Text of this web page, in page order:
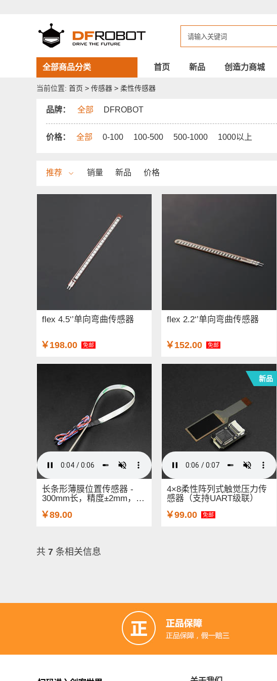
全部商品分类 首页 新品 创造力商城
当前位置: 首页 > 传感器 > 柔性传感器
品牌： 全部 DFROBOT
价格： 全部 0-100 100-500 500-1000 1000以上
推荐 销量 新品 价格
flex 4.5‘’单向弯曲传感器
￥198.00 免邮
flex 2.2‘’单向弯曲传感器
￥152.00 免邮
长条形薄膜位置传感器 -
300mm长，精度±2mm，
￥89.00
4×8柔性阵列式触觉压力传
感器（支持UART级联）
￥99.00 免邮
新品
共 7 条相关信息